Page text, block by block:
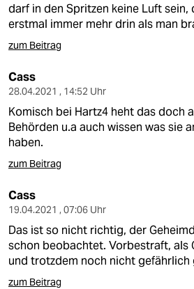
darf in den Spritzen keine Luft sein,
erstmal immer mehr drin als man
zum Beitrag
Cass
28.04.2021 , 14:52 Uhr
Komisch bei Hartz4 heht das doch
Behörden u.a auch wissen was sie
haben.
zum Beitrag
Cass
19.04.2021 , 07:06 Uhr
Das ist so nicht richtig, der
schon beobachtet. Vorbestraft, als
und trotzdem noch nicht gefährlich
zum Beitrag